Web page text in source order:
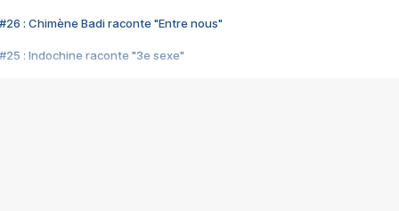
#26 : Chimène Badi raconte "Entre nous"
#25 : Indochine raconte "3e sexe"